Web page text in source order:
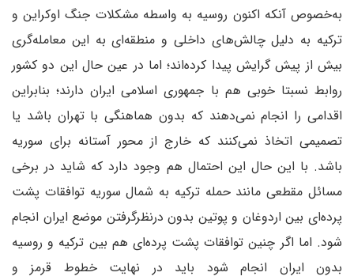
به‌خصوص آنکه اکنون روسیه به واسطه مشکلات جنگ اوکراین و
ترکیه به دلیل چالش‌های داخلی و منطقه‌ای به این معامله‌گری
بیش از پیش گرایش پیدا کرده‌اند؛ اما در عین حال این دو کشور
روابط نسبتا خوبی هم با جمهوری اسلامی ایران دارند؛ بنابراین
اقدامی را انجام نمی‌دهند که بدون هماهنگی با تهران باشد یا
تصمیمی اتخاذ نمی‌کنند که خارج از محور آستانه برای سوریه
باشد. با این حال این احتمال هم وجود دارد که شاید در برخی
مسائل مقطعی مانند حمله ترکیه به شمال سوریه توافقات پشت
پرده‌ای بین اردوغان و پوتین بدون درنظرگرفتن موضع ایران انجام
شود. اما اگر چنین توافقات پشت پرده‌ای هم بین ترکیه و روسیه
بدون ایران انجام شود باید در نهایت خطوط قرمز و